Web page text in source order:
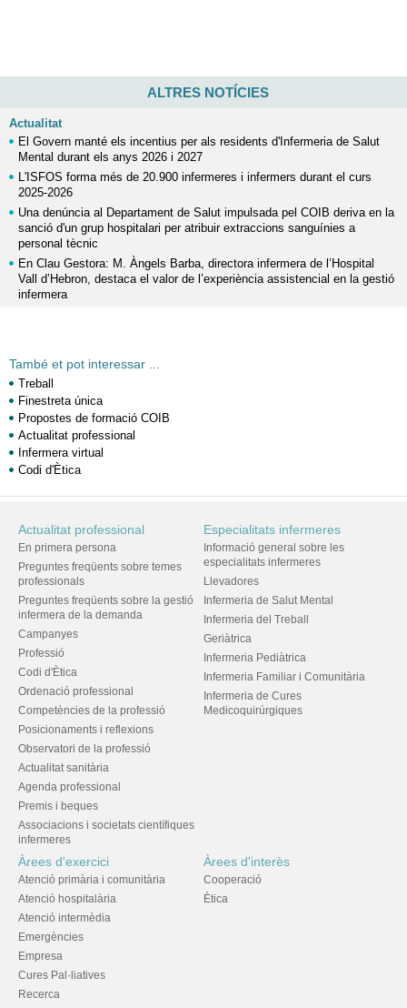
ALTRES NOTÍCIES
Actualitat
El Govern manté els incentius per als residents d'Infermeria de Salut
Mental durant els anys 2026 i 2027
L'ISFOS forma més de 20.900 infermeres i infermers durant el curs
2025-2026
Una denúncia al Departament de Salut impulsada pel COIB deriva en la
sanció d'un grup hospitalari per atribuir extraccions sanguínies a
personal tècnic
En Clau Gestora: M. Àngels Barba, directora infermera de l’Hospital
Vall d’Hebron, destaca el valor de l’experiència assistencial en la gestió
infermera
També et pot interessar ...
Treball
Finestreta única
Propostes de formació COIB
Actualitat professional
Infermera virtual
Codi d'Ètica
Actualitat professional
En primera persona
Preguntes freqüents sobre temes
professionals
Preguntes freqüents sobre la gestió
infermera de la demanda
Campanyes
Professió
Codi d'Ètica
Ordenació professional
Competències de la professió
Posicionaments i reflexions
Observatori de la professió
Actualitat sanitària
Agenda professional
Premis i beques
Associacions i societats científiques
infermeres
Especialitats infermeres
Informació general sobre les
especialitats infermeres
Llevadores
Infermeria de Salut Mental
Infermeria del Treball
Geriàtrica
Infermeria Pediàtrica
Infermeria Familiar i Comunitària
Infermeria de Cures
Medicoquirúrgiques
Àrees d'exercici
Atenció primària i comunitària
Atenció hospitalària
Atenció intermèdia
Emergències
Empresa
Cures Pal·liatives
Recerca
Àrees d'interès
Cooperació
Ètica